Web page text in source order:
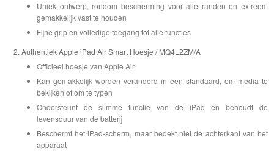
Uniek ontwerp, rondom bescherming voor alle randen en extreem
gemakkelijk vast te houden
Fijne grip en volledige toegang tot alle functies
Authentiek Apple iPad Air Smart Hoesje / MQ4L2ZM/A
Officieel hoesje van Apple Air
Kan gemakkelijk worden veranderd in een standaard, om media te
bekijken of om te typen
Ondersteunt de slimme functie van de iPad en behoudt de
levensduur van de batterij
Beschermt het iPad-scherm, maar bedekt niet de achterkant van het
apparaat